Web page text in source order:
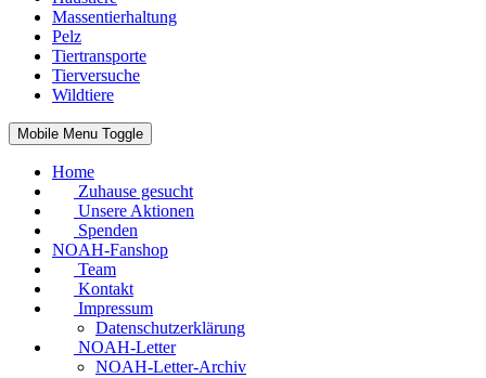
Massentierhaltung
Pelz
Tiertransporte
Tierversuche
Wildtiere
Mobile Menu Toggle
Home
Zuhause gesucht
Unsere Aktionen
Spenden
NOAH-Fanshop
Team
Kontakt
Impressum
Datenschutzerklärung
NOAH-Letter
NOAH-Letter-Archiv